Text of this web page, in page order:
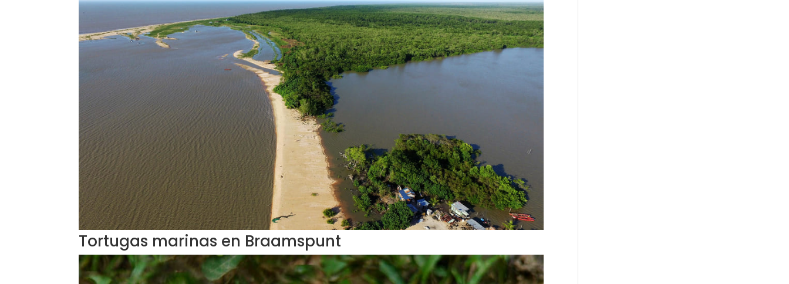
Tortugas marinas en Braamspunt